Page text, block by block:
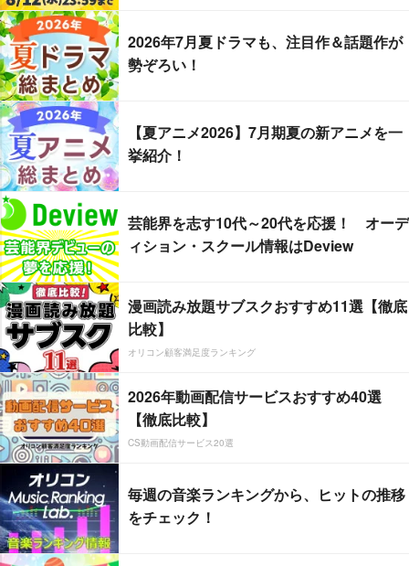
2026年7月夏ドラマも、注目作＆話題作が
勢ぞろい！
【夏アニメ2026】7月期夏の新アニメを一
挙紹介！
芸能界を志す10代～20代を応援！ オーデ
ィション・スクール情報はDeview
漫画読み放題サブスクおすすめ11選【徹底
比較】
オリコン顧客満足度ランキング
2026年動画配信サービスおすすめ40選
【徹底比較】
CS動画配信サービス20選
毎週の音楽ランキングから、ヒットの推移
をチェック！